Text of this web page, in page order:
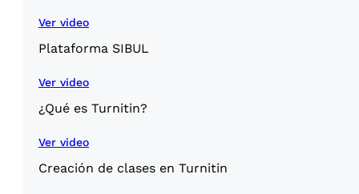
Ver video
Plataforma SIBUL
Ver video
¿Qué es Turnitin?
Ver video
Creación de clases en Turnitin